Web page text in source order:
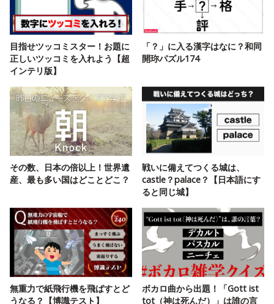
目指せツッコミスター！お題に
正しいツッコミを入れよう【超
インテリ版】
「？」に入る漢字はなに？和同
開珎パズル174
その数、日本の倍以上！世界遺
産、最も多い国はどことどこ？
戦いに備えてつくる城は、
castle？palace？【日本語にす
ると同じ城】
無重力で紙飛行機を飛ばすとど
うなる？【博識テスト】
ボカロ曲から出題！「Gott ist
tot（神は死んだ）」は誰の言